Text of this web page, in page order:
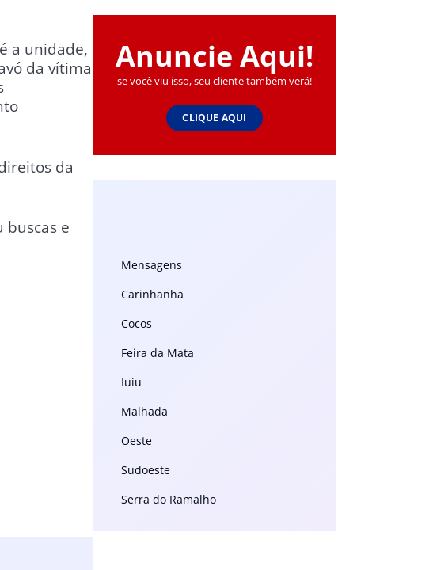
a unidade,
da vítima
da
buscas e
Anuncie Aqui!
se você viu isso, seu cliente também verá!
CLIQUE AQUI
Mensagens
Carinhanha
Cocos
Feira da Mata
Iuiu
Malhada
Oeste
Sudoeste
Serra do Ramalho